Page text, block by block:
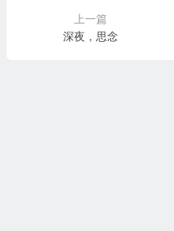
上一篇
深夜，思念